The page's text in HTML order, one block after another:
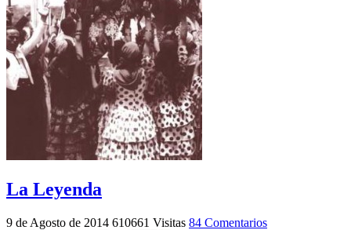
La Leyenda
9 de Agosto de 2014 610661 Visitas 84 Comentarios